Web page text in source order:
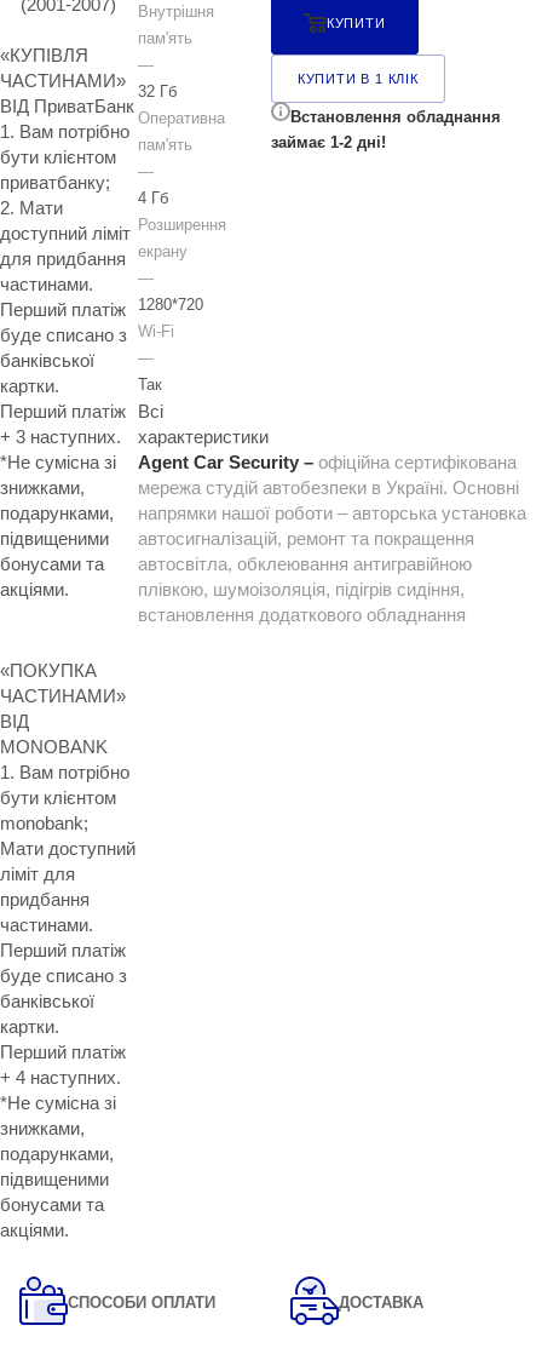
«КУПІВЛЯ
ЧАСТИНАМИ»
ВІД ПриватБанк
1. Вам потрібно
бути клієнтом
приватбанку;
2. Мати
доступний ліміт
для придбання
частинами.
Перший платіж
буде списано з
банківської
картки.
Перший платіж
+ 3 наступних.
*Не сумісна зі
знижками,
подарунками,
підвищеними
бонусами та
акціями.
«ПОКУПКА
ЧАСТИНАМИ»
ВІД
MONOBANK
1. Вам потрібно
бути клієнтом
monobank;
Мати доступний
ліміт для
придбання
частинами.
Перший платіж
буде списано з
банківської
картки.
Перший платіж
+ 4 наступних.
*Не сумісна зі
знижками,
подарунками,
підвищеними
бонусами та
акціями.
Внутрішня
пам'ять
—
32 Гб
Оперативна
пам'ять
—
4 Гб
Розширення
екрану
—
1280*720
Wi-Fi
—
Так
Всі
характеристики
КУПИТИ
КУПИТИ В 1 КЛІК
Встановлення обладнання
займає 1-2 дні!
Agent Car Security – офіційна сертифікована
мережа студій автобезпеки в Україні. Основні
напрямки нашої роботи – авторська установка
автосигналізацій, ремонт та покращення
автосвітла, обклеювання антигравійною
плівкою, шумоізоляція, підігрів сидіння,
встановлення додаткового обладнання
СПОСОБИ ОПЛАТИ ДОСТАВКА